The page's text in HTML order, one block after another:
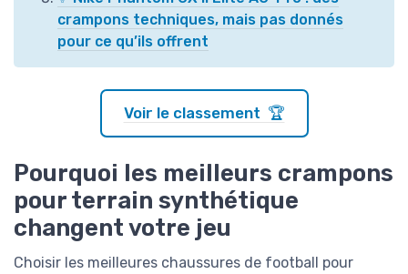
crampons techniques, mais pas donnés
pour ce qu’ils offrent
Voir le classement 🏆
Pourquoi les meilleurs crampons
pour terrain synthétique
changent votre jeu
Choisir les meilleures chaussures de football pour